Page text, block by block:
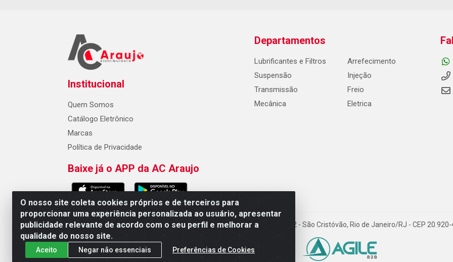
O nosso site coleta cookies próprios e de terceiros para
proporcionar uma experiência personalizada ao usuário, apresentar
publicidade relevante de acordo com o seu perfil e melhorar a
qualidade do nosso site.
Aceito Negar não essenciais Preferências de Cookies
Institucional
Quem Somos
Catálogo Eletrônico
Marcas
Política de Privacidade
Baixe já o APP da AC Araujo
Departamentos
Lubrificantes e Filtros
Suspensão
Transmissão
Mecânica
Arrefecimento
Injeção
Freio
Eletrica
AC Araujo Distribuidora - Rua Carneiro de Campos, 42 - São Cristóvão, Rio de Janeiro/RJ - CEP